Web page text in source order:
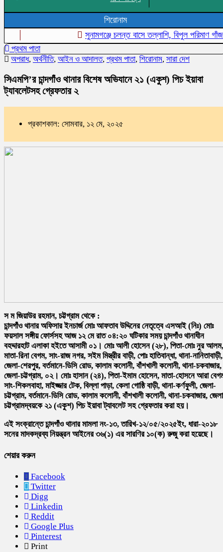
শিরোনাম
সুনামগঞ্জে চলন্ত বাসে তল্লাশি, বিপুল পরিমাণ গাঁজা
প্রথম পাতা
অপরাধ, অর্থনীতি, আইন ও আদালত, প্রথম পাতা, শিরোনাম, সারা দেশ
সিএমপি’র চান্দগাঁও থানার বিশেষ অভিযানে ২১ (একুশ) পিচ ইয়াবা
ট্যাবলেটসহ গ্রেফতার ২
প্রকাশকাল: সোমবার, ১২ মে, ২০২৫
স ম জিয়াউর রহমান, চট্টগ্রাম থেকে :
চান্দগাঁও থানার অফিসার ইনচার্জ মোঃ আফতাব উদ্দিনের নেতৃত্বে এসআই (নিঃ) মোঃ
ফয়সাল সঙ্গীয় ফোর্সসহ আজ ১২ মে রাত ০৪:২০ ঘটিকার সময় চান্দগাঁও থানাধীন
বহদ্দারহাট এলাকা হইতে আসামী ০১। মোঃ আলী হোসেন (২৮), পিতা-মোঃ নুর আলম,
মাতা-রিনা বেগম, সাং-রাজ নগর, সইম মিস্ত্রীর বাড়ী, পোঃ হাতিবান্ধা, থানা-নানিতাবাড়ী,
জেলা-শেরপুর, বর্তমানে-ডিসি রোড, কালাম কলোনী, বাঁশখালী কলোনী, থানা-চকবাজার,
জেলা-চট্টগ্রাম, ০২। মোঃ হাসান (২৪), পিতা-ইমাম হোসেন, মাতা-হোসনে আরা
সাং-শিকলবাহা, মাইজ্জার টেক, বিল্লা পাড়া, কেলা গোষ্ঠি বাড়ী, থানা-কর্ণফুলী, জেলা-
চট্টগ্রাম, বর্তমানে-ডিসি রোড, কালাম কলোনী, বাঁশখালী কলোনী, থানা-চকবাজার,
চট্টগ্রামদ্বয়কে ২১ (একুশ) পিচ ইয়াবা ট্যাবলেট সহ গ্রেফতার করা হয়।
এই সংক্রান্তে চান্দগাঁও থানার মামলা নং-১৩, তারিখ-১২/০৫/২০২৫ইং, ধারা-২০১৮
সনের মাদকদ্রব্য নিয়ন্ত্রন আইনের ৩৬(১) এর সারণির ১০(ক) রুজু করা হয়েছে।
শেয়ার করুন
Facebook
Twitter
Digg
Linkedin
Reddit
Google Plus
Pinterest
Print